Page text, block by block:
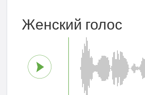
Женский голос